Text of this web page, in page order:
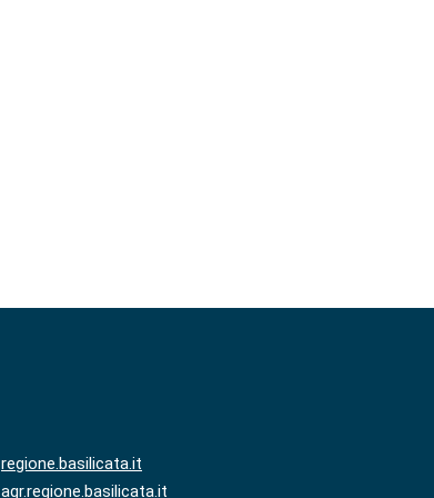
regione.basilicata.it
agr.regione.basilicata.it